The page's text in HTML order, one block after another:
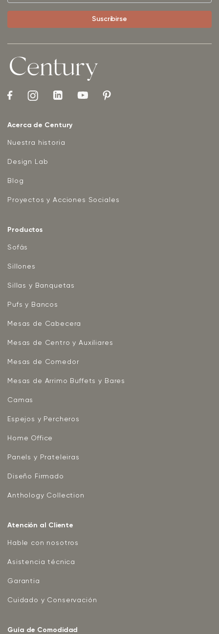
Acerca de Century
Nuestra historia
Design Lab
Blog
Proyectos y Acciones Sociales
Productos
Sofás
Sillones
Sillas y Banquetas
Pufs y Bancos
Mesas de Cabecera
Mesas de Centro y Auxiliares
Mesas de Comedor
Mesas de Arrimo Buffets y Bares
Camas
Espejos y Percheros
Home Office
Panels y Prateleiras
Diseño Firmado
Anthology Collection
Atención al Cliente
Hable con nosotros
Asistencia técnica
Garantia
Cuidado y Conservación
Guía de Comodidad